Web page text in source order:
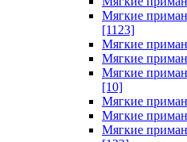
Мягкие
[1123]
Мягкие
Мягкие
Мягкие
[10]
Мягкие
Мягкие
Мягкие